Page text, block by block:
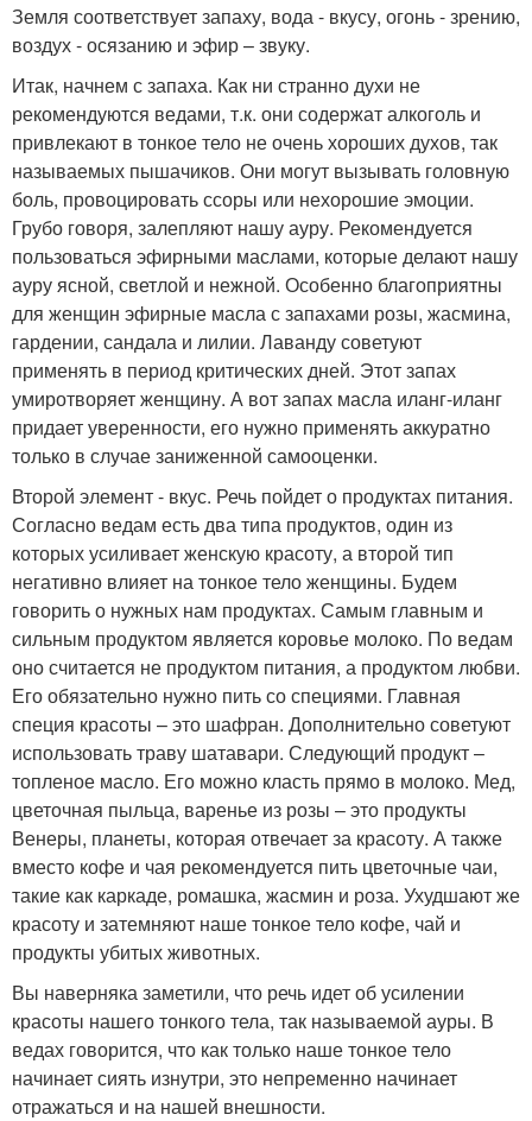
Земля соответствует запаху, вода - вкусу, огонь - зрению,
воздух - осязанию и эфир – звуку.
Итак, начнем с запаха. Как ни странно духи не
рекомендуются ведами, т.к. они содержат алкоголь и
привлекают в тонкое тело не очень хороших духов, так
называемых пышачиков. Они могут вызывать головную
боль, провоцировать ссоры или нехорошие эмоции.
Грубо говоря, залепляют нашу ауру. Рекомендуется
пользоваться эфирными маслами, которые делают нашу
ауру ясной, светлой и нежной. Особенно благоприятны
для женщин эфирные масла с запахами розы, жасмина,
гардении, сандала и лилии. Лаванду советуют
применять в период критических дней. Этот запах
умиротворяет женщину. А вот запах масла иланг-иланг
придает уверенности, его нужно применять аккуратно
только в случае заниженной самооценки.
Второй элемент - вкус. Речь пойдет о продуктах питания.
Согласно ведам есть два типа продуктов, один из
которых усиливает женскую красоту, а второй тип
негативно влияет на тонкое тело женщины. Будем
говорить о нужных нам продуктах. Самым главным и
сильным продуктом является коровье молоко. По ведам
оно считается не продуктом питания, а продуктом любви.
Его обязательно нужно пить со специями. Главная
специя красоты – это шафран. Дополнительно советуют
использовать траву шатавари. Следующий продукт –
топленое масло. Его можно класть прямо в молоко. Мед,
цветочная пыльца, варенье из розы – это продукты
Венеры, планеты, которая отвечает за красоту. А также
вместо кофе и чая рекомендуется пить цветочные чаи,
такие как каркаде, ромашка, жасмин и роза. Ухудшают же
красоту и затемняют наше тонкое тело кофе, чай и
продукты убитых животных.
Вы наверняка заметили, что речь идет об усилении
красоты нашего тонкого тела, так называемой ауры. В
ведах говорится, что как только наше тонкое тело
начинает сиять изнутри, это непременно начинает
отражаться и на нашей внешности.